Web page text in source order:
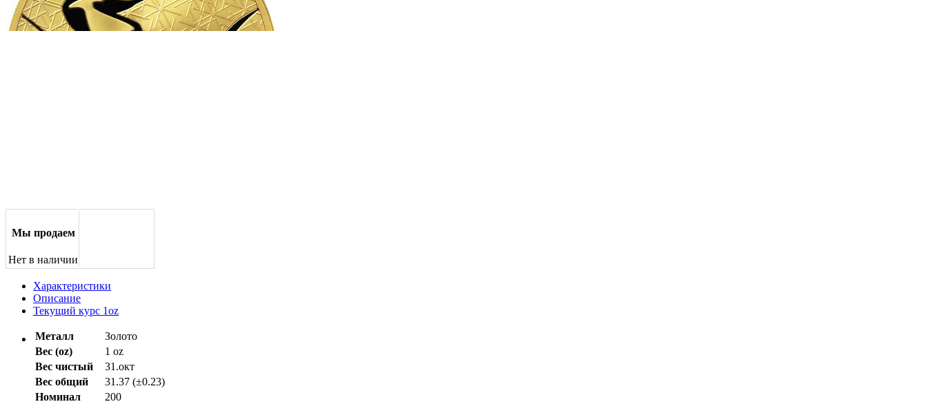
Мы продаем
Нет в наличии
Характеристики
Описание
Текущий курс 1oz
Металл
Золото
Вес (oz)
1 oz
Вес чистый
31.окт
Вес общий
31.37 (±0.23)
Номинал
200